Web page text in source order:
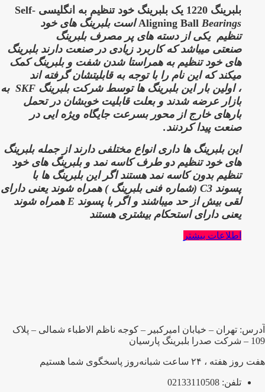
بلبرینگ 1220 یک بلبرینگ خود تنظیم به انگلیسی Self-
Aligning BallBearings است بلبرینگ های خود
تنظیم یکی از دسته های پر مصرف بلبرینگ
صنعتی میباشد که کاربرد زیادی در صنعت دارندبلبرینگ
های خود تنظیم به همراستا شدن شفت و بلبرینگ کمک
میکند که این نام را با توجه به قابلیتشان گرفته اند
،اولین بار این بلبرینگ ها توسط شرکت بلبرینگ SKF
به
بازار عرضه شدند و بعلت قابلیت خوبشان در تحمل
بارهای خارج از محور بسرعت جایگاه ویژه ایی در
صنعت پیدا کردنند.
این بلبرینگ ها داری انواع مختلفی دارند از جمله بلبرینگ
های خود تنظیم دو طرف کاسه نمد و بلبرینگ های خود
تنظیم بدون کاسه نمد هستند اگر این بلبرینگ ها با
پسوند C3 (شماره فنی بلبرینگ )
همراه شوند یعنی دارای
لقی بیش از حد میباشند و اگر با پسوند E همراه شوند
یعنی دارای استحکام بیشتری هستند
اطلاعات بیشتر
آدرس: تهران – خیابان امیرکبیر – کوجه ناظم الاطباء شمالی – پلاک
109 – شرکت صدرا بلبرینگ پارسیان
هفت روز هفته ، ۲۴ ساعت شبانه‌روز پاسخگوی شما هستیم
تلفن: 02133110508